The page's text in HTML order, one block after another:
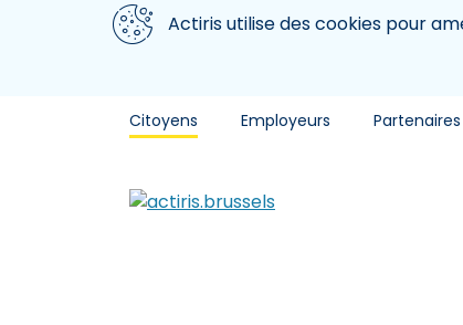
Aller au contenu principal
Nous utilisons des cookiesActiris utilise des cookies pour
Citoyens Employeurs Partenaires